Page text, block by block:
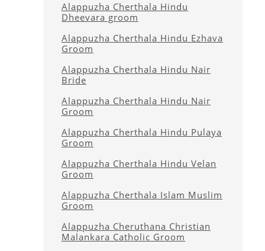
Alappuzha Cherthala Hindu
Dheevara groom
Alappuzha Cherthala Hindu Ezhava
Groom
Alappuzha Cherthala Hindu Nair
Bride
Alappuzha Cherthala Hindu Nair
Groom
Alappuzha Cherthala Hindu Pulaya
Groom
Alappuzha Cherthala Hindu Velan
Groom
Alappuzha Cherthala Islam Muslim
Groom
Alappuzha Cheruthana Christian
Malankara Catholic Groom